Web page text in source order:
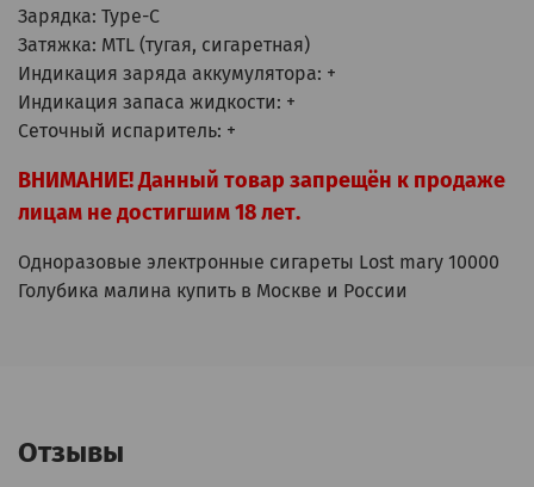
Зарядка: Type-C
Затяжка: MTL (тугая, сигаретная)
Индикация заряда аккумулятора: +
Индикация запаса жидкости: +
Сеточный испаритель: +
ВНИМАНИЕ! Данный товар запрещён к продаже
лицам не достигшим 18 лет.
Одноразовые электронные сигареты Lost mary 10000
Голубика малина купить в Москве и России
Отзывы